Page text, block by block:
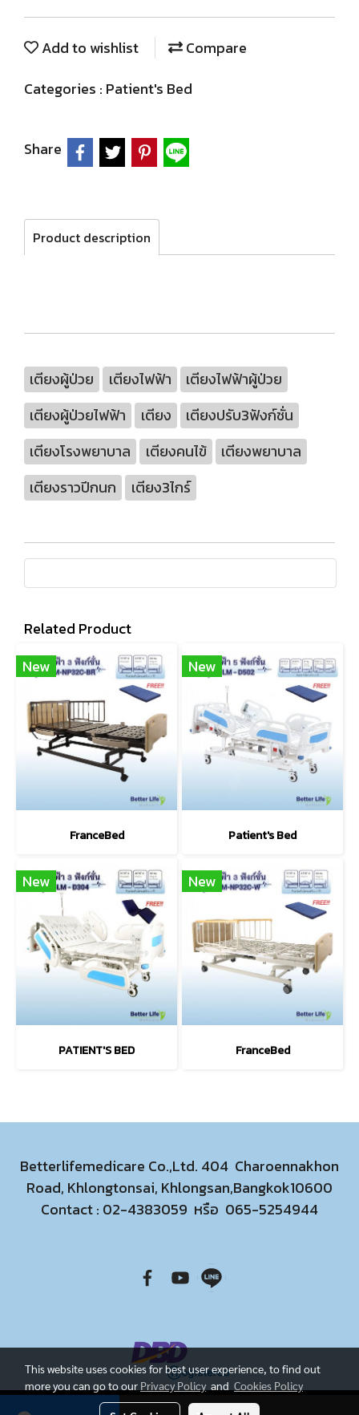
Add to wishlist
Compare
Categories : Patient's Bed
Share
Product description
เตียงผู้ป่วย เตียงไฟฟ้า
เตียงไฟฟ้าผู้ป่วย
เตียงผู้ป่วยไฟฟ้า
เตียง
เตียงปรับ3ฟังก์ชั่น
เตียงโรงพยาบาล
เตียงคนไข้
เตียงพยาบาล
เตียงราวปีกนก
เตียง3ไกร์
Related Product
New
FranceBed
New
Patient's Bed
New
PATIENT'S BED
New
FranceBed
Betterlifemedicare Co.,Ltd. 404 Charoennakhon
Road, Khlongtonsai, Khlongsan,Bangkok10600
Contact : 02-4383059 หรือ 065-5254944
Today's visitor
This website uses cookies for best user experience, to find out
more you can go to our Privacy Policy and Cookies Policy